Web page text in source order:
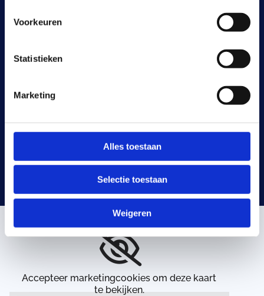
Voorkeuren
Statistieken
Marketing
Alles toestaan
Selectie toestaan
Weigeren
Maandag 08:00 AM - 05:00 PM
08:00 AM - 05:00 PM
Donderdag 08:00 AM - 05:00 PM
Vrijdag 08:00 AM - 05:00 PM
Interventie 24/24 en 7/7
Accepteer marketingcookies om deze kaart
te bekijken.